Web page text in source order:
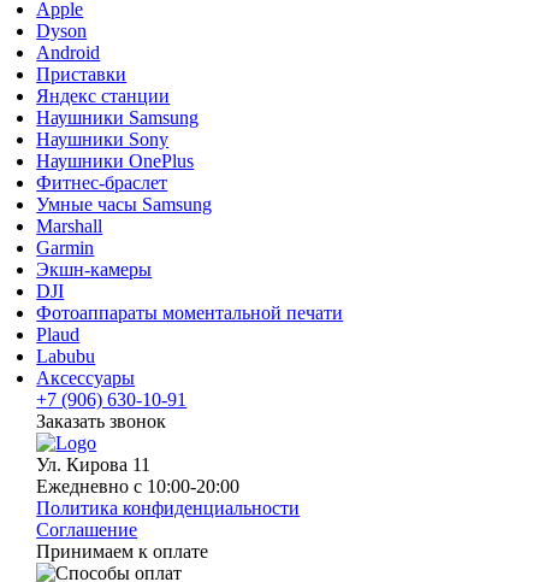
Apple
Dyson
Android
Приставки
Яндекс станции
Наушники Samsung
Наушники Sony
Наушники OnePlus
Фитнес-браслет
Умные часы Samsung
Marshall
Garmin
Экшн-камеры
DJI
Фотоаппараты моментальной печати
Plaud
Labubu
Аксессуары
+7 (906) 630-10-91
Заказать звонок
Ул. Кирова 11
Ежедневно с 10:00-20:00
Политика конфиденциальности
Соглашение
Принимаем к оплате